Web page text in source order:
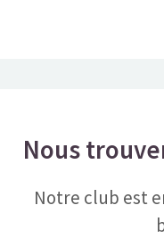
Nous
Notre club est